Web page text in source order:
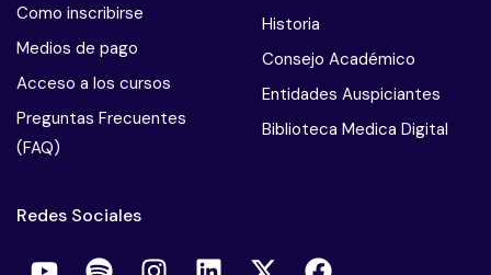
Como inscribirse
Medios de pago
Acceso a los cursos
Preguntas Frecuentes
(FAQ)
Historia
Consejo Académico
Entidades Auspiciantes
Biblioteca Medica Digital
Redes Sociales